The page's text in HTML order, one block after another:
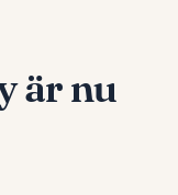
är nu